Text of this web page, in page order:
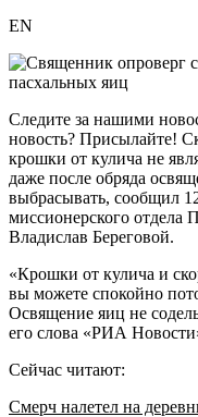
EN
Следите за нашими
новость? Присылайте!
крошки от кулича не
даже после обряда
выбрасывать, сообщил
миссионерского отдела
Владислав Береговой.
«Крошки от кулича и
вы можете спокойно
Освящение яиц не
его слова «РИА
Сейчас читают:
Смерч налетел на